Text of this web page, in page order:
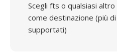
Scegli fts o qualsiasi
come destinazione (più
supportati)